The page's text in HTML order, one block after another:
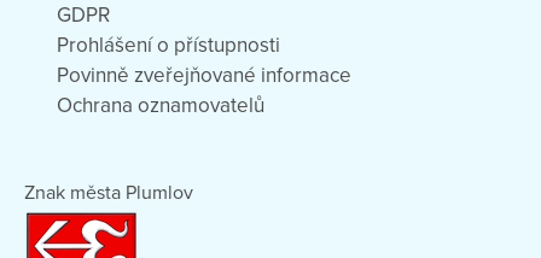
GDPR
Prohlášení o přístupnosti
Povinně zveřejňované informace
Ochrana oznamovatelů
Znak města Plumlov